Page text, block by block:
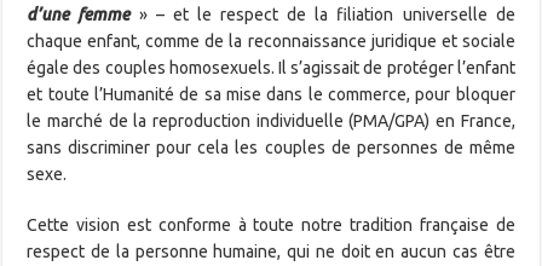
d’une femme» – et le respect de la filiation universelle de
chaque enfant, comme de la reconnaissance juridique et sociale
égale des couples homosexuels. Il s’agissait de protéger l’enfant
et toute l’Humanité de sa mise dans le commerce, pour bloquer
le marché de la reproduction individuelle (PMA/GPA) en France,
sans discriminer pour cela les couples de personnes de même
sexe.
Cette vision est conforme à toute notre tradition française de
respect de la personne humaine, qui ne doit en aucun cas être